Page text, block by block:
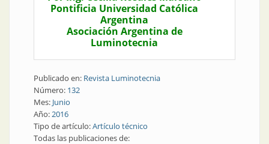
Pontificia Universidad Católica
Argentina
Asociación Argentina de
Luminotecnia
Publicado en: Revista Luminotecnia
Número: 132
Mes: Junio
Año:2016
Tipo de artículo:Artículo técnico
Todas las publicaciones de: